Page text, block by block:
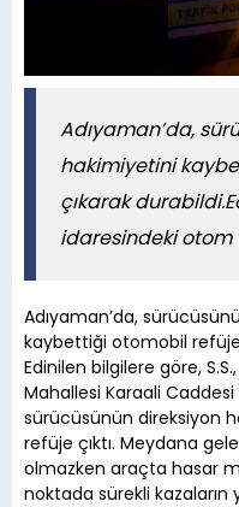
Adıyaman’da,
hakimiyetini
çıkarak
idaresindeki otom
Adıyaman’da,
kaybettiği otomobil refüje
Edinilen bilgilere göre,
Mahallesi Karaali Caddesi
sürücüsünün direksiyon
refüje çıktı. Meydana
olmazken araçta hasar
noktada sürekli kazaların